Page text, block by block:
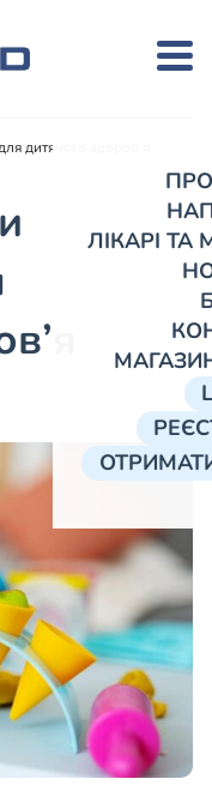
ЛІКАРІ
дитячого здоров’я